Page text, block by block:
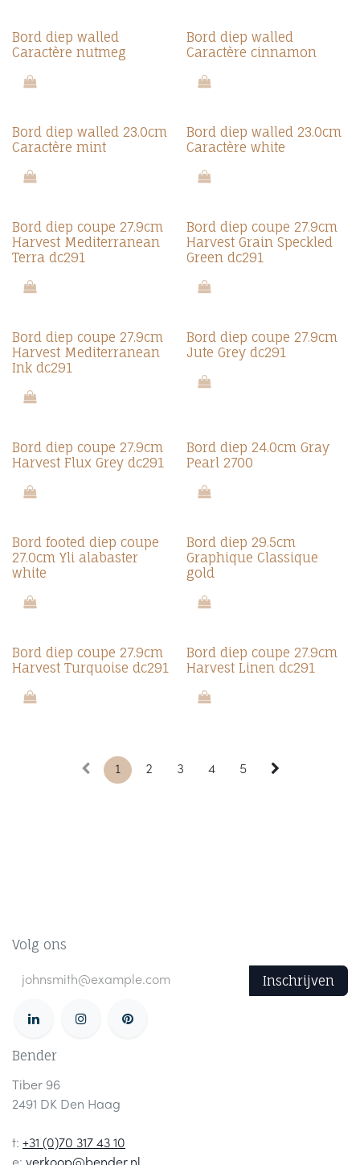
Bord diep walled
Caractère nutmeg
Bord diep walled
Caractère cinnamon
Bord diep walled 23.0cm
Caractère mint
Bord diep walled 23.0cm
Caractère white
Bord diep coupe 27.9cm
Harvest Mediterranean
Terra dc291
Bord diep coupe 27.9cm
Harvest Grain Speckled
Green dc291
Bord diep coupe 27.9cm
Harvest Mediterranean
Ink dc291
Bord diep coupe 27.9cm
Jute Grey dc291
Bord diep coupe 27.9cm
Harvest Flux Grey dc291
Bord diep 24.0cm Gray
Pearl 2700
Bord footed diep coupe
27.0cm Yli alabaster
white
Bord diep 29.5cm
Graphique Classique
gold
Bord diep coupe 27.9cm
Harvest Turquoise dc291
Bord diep coupe 27.9cm
Harvest Linen dc291
1 2 3 4 5
Volg ons
Inschrijven
Bender
Tiber 96
2491 DK Den Haag
t: +31 (0)70 317 43 10